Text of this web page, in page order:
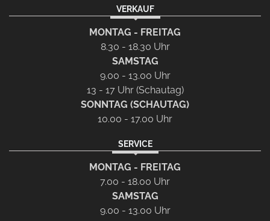
VERKAUF
MONTAG - FREITAG
8.30 - 18.30 Uhr
SAMSTAG
9.00 - 13.00 Uhr
13 - 17 Uhr (Schautag)
SONNTAG (SCHAUTAG)
10.00 - 17.00 Uhr
SERVICE
MONTAG - FREITAG
7.00 - 18.00 Uhr
SAMSTAG
9.00 - 13.00 Uhr